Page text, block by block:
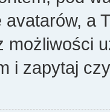
avatarów,
możliwości
i zapytaj